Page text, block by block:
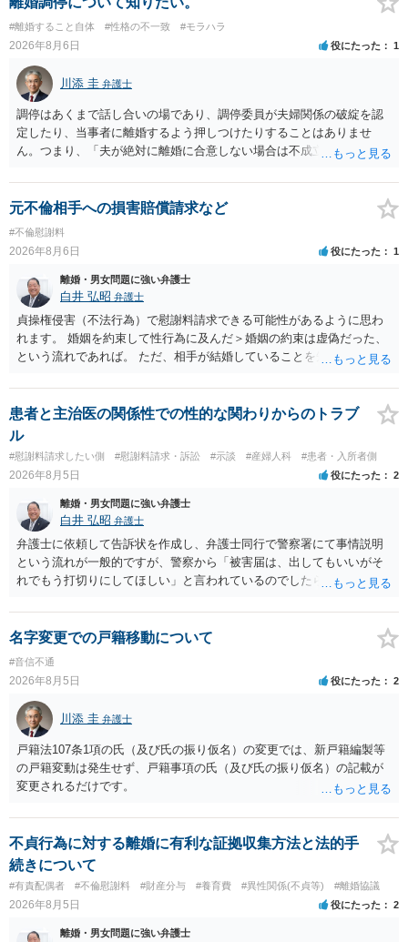
#離婚すること自体 #性格の不一致 #モラハラ
2026年8月6日 役にたった 1
川添 圭 弁護士
調停はあくまで話し合いの場であり、調停委員が夫婦関係の破綻を認
定したり、当事者に離婚するよう押しつけたりすることはありませ
ん。つまり、「夫が絶対に離婚に合意しない場合は不成立になり」、
きません。 調停段階での離婚成立を希望するなら、夫が離婚に前向き
になるような条件提示をする等、模索するほかありません（極端な話
をいえば、夫から「この条件なら離婚してもよい」として提示された
条件を全部丸呑みする、という方法しかないかもしれません）。た
だ、離婚訴訟をしたくないという考えを見透かされてしまうと、逆に
足下を見られてしまいますので、注意する必要があります。 夫が離婚
に抵抗する可能性が高いのであれば、むしろ淡々と調停不成立にして
離婚訴訟で離婚原因を主張し、判決へ持っていく方が近道であること
も少なくありません。見通し等を含め、弁護士へ相談・依頼した方が
よいと思います。
元不倫相手への損害賠償請求など
#不倫慰謝料
2026年8月6日 役にたった 1
離婚・男女問題に強い弁護士
白井 弘昭 弁護士
貞操権侵害（不法行為）で慰謝料請求できる可能性があるように思わ
れます。 婚姻を約束して性行為に及んだ＞婚姻の約束は虚偽だった、
という流れであれば。 ただ、相手が結婚していることを知って行為に
性も認められそうですので、あまり慰謝料は高額にならないように思
われます。 一度、最寄りの弁護士に相談してみてください。
患者と主治医の関係性での性的な関わりからのトラブ
ル
#慰謝料請求したい側 #慰謝料請求・訴訟 #示談 #産婦人科 #患者・入所者側
2026年8月5日 役にたった 2
離婚・男女問題に強い弁護士
白井 弘昭 弁護士
弁護士に依頼して告訴状を作成し、弁護士同行で警察署にて事情説明
という流れが一般的ですが、警察から「被害届は、出してもいいがそ
れでもう打切りにしてほしい」と言われているのでしたら、あまり結
検察庁に訴えるのもありかもしれないですが、実際に捜査をするの
は、結局所轄だと思われますので、やはり結論は変わらないかもしれ
ないです。 一度、最寄りの「刑事に強い」とうたっている弁護士に相
談してみてはいかがでしょうか。 以上、ご参考まで。
名字変更での戸籍移動について
#音信不通
2026年8月5日 役にたった 2
川添 圭 弁護士
戸籍法107条1項の氏（及び氏の振り仮名）の変更では、新戸籍編製等
の戸籍変動は発生せず、戸籍事項の氏（及び氏の振り仮名）の記載が
変更されるだけです。
不貞行為に対する離婚に有利な証拠収集方法と法的手
続きについて
#有責配偶者 #不倫慰謝料 #財産分与 #養育費 #異性関係(不貞等) #離婚協議
2026年8月5日 役にたった 2
離婚・男女問題に強い弁護士